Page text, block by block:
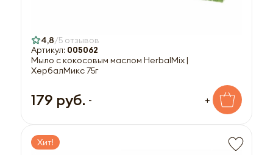
4,8 5 отзывов
Артикул: 005062
Мыло с кокосовым маслом HerbalMix |
ХербалМикс 75г
179 руб. - +
Хит!